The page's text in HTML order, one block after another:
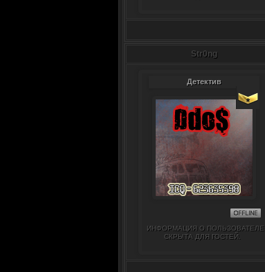
Str0ng
Детектив
ИНФОРМАЦИЯ О ПОЛЬЗОВАТЕЛЕ
СКРЫТА ДЛЯ ГОСТЕЙ.